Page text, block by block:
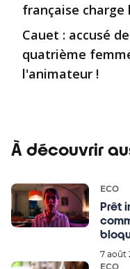
française charge
Cauet : accusé
quatrième
l'animateur !
À découvrir
ECO
Prêt
7 août
ECO